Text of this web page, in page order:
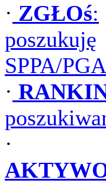
· ZGŁOś:
poszukuję
SPPA/PGA
·
·